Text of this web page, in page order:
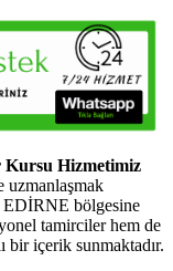
Kursu Hizmetimiz
uzmanlaşmak
EDİRNE bölgesine
tamirciler hem de
bir içerik sunmaktadır.